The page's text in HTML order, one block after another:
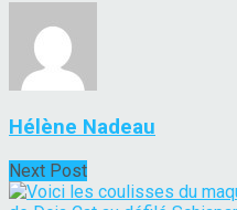
Hélène Nadeau
Next Post